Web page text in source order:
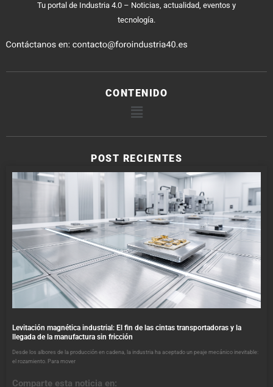
Tu portal de Industria 4.0 – Noticias, actualidad, eventos y
tecnología.
CONTENIDO
POST RECIENTES
Levitación magnética industrial: El fin de las cintas transportadoras y la
llegada de la manufactura sin fricción
Desde los albores de la producción en cadena, la industria ha aceptado un peaje mecánico inevitable:
el rozamiento. Para mover
Comparte esta noticia en: